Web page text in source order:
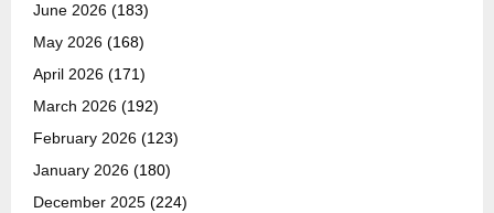
June 2026 (183)
May 2026 (168)
April 2026 (171)
March 2026 (192)
February 2026 (123)
January 2026 (180)
December 2025 (224)